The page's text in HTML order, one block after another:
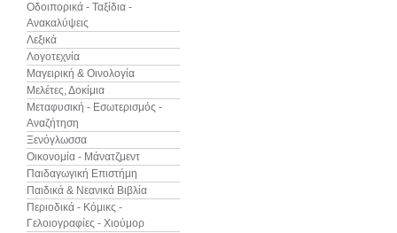
Οδοιπορικά - Ταξίδια -
Ανακαλύψεις
Λεξικά
Λογοτεχνία
Μαγειρική & Οινολογία
Μελέτες, Δοκίμια
Μεταφυσική - Εσωτερισμός -
Αναζήτηση
Ξενόγλωσσα
Οικονομία - Μάνατζμεντ
Παιδαγωγική Επιστήμη
Παιδικά & Νεανικά Βιβλία
Περιοδικά - Κόμικς -
Γελοιογραφίες - Χιούμορ